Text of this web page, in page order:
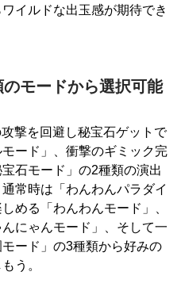
イルドな出玉感が期待でき
モードから選択可能
撃を回避し秘宝石ゲットで
ード」、衝撃のギミック完
石モード」の2種類の演出
常時は「わんわんパラダイ
める「わんわんモード」、
にゃんモード」、そして一
ード」の3種類から好みの
う。